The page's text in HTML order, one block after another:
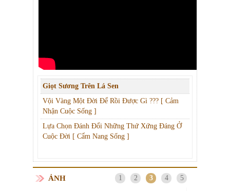
Giọt Sương Trên Lá Sen
Vội Vàng Một Đời Để Rồi Được Gì ??? [ Cảm
Nhận Cuộc Sống ]
Lựa Chọn Đánh Đổi Những Thứ Xứng Đáng Ở
Cuộc Đời [ Cẩm Nang Sống ]
ẢNH 1 2 3 4 5